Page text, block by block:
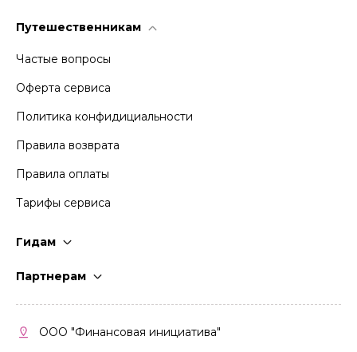
Путешественникам
Частые вопросы
Оферта сервиса
Политика конфидициальности
Правила возврата
Правила оплаты
Тарифы сервиса
Гидам
Партнерам
Кабинет партнера
ООО "Финансовая инициатива"